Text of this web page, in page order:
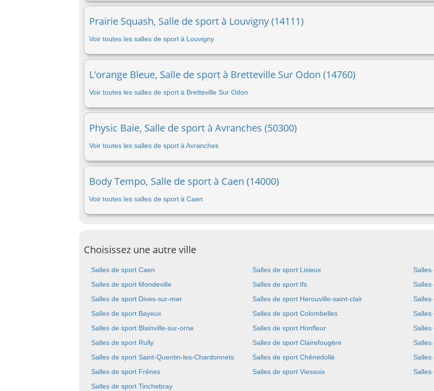
Prairie Squash, Salle de sport à Louvigny (14111)
Voir toutes les salles de sport à Louvigny
L'orange Bleue, Salle de sport à Bretteville Sur Odon (14760)
Voir toutes les salles de sport à Bretteville Sur Odon
Physic Baie, Salle de sport à Avranches (50300)
Voir toutes les salles de sport à Avranches
Body Tempo, Salle de sport à Caen (14000)
Voir toutes les salles de sport à Caen
Choisissez une autre ville
Salles de sport Caen Salles de sport Lisieux
Salles de sport Mondeville
Salles de sport Ifs
Salles
Salles de sport Dives-sur-mer
Salles de sport Herouville-saint-clair
Salles
Salles de sport Bayeux
Salles de sport Colombelles
Salles
Salles de sport Blainville-sur-orne
Salles de sport Honfleur
Salles
Salles de sport Rully
Salles de sport Clairefougère
Salles
Salles de sport Saint-Quentin-les-Chardonnets
Salles de sport Chênedollé
Salles
Salles de sport Frênes
Salles de sport Viessoix
Salles
Salles de sport Tinchebray